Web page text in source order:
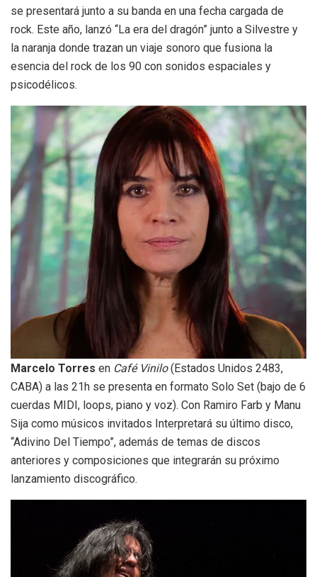
se presentará junto a su banda en una fecha cargada de
rock. Este año, lanzó “La era del dragón” junto a Silvestre y
la naranja donde trazan un viaje sonoro que fusiona la
esencia del rock de los 90 con sonidos espaciales y
psicodélicos.
Marcelo Torres en Café Vinilo(Estados Unidos 2483,
CABA) a las 21h se presenta en formato Solo Set (bajo de 6
cuerdas MIDI, loops, piano y voz). Con Ramiro Farb y Manu
Sija como músicos invitados Interpretará su último disco,
“Adivino Del Tiempo”, además de temas de discos
anteriores y composiciones que integrarán su próximo
lanzamiento discográfico.